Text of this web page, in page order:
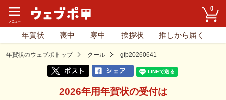
0
年賀状 喪中 寒中 挨拶状 推しから届く
年賀状のウェブポトップ クール gfp20260641
2026年用年賀状の受付は